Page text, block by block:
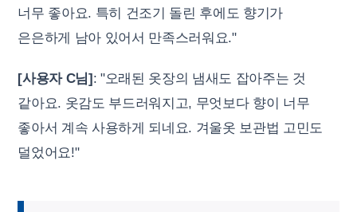
너무 좋아요. 특히 건조기 돌린 후에도 향기가
은은하게 남아 있어서 만족스러워요."
[사용자 C님] : "오래된 옷장의 냄새도 잡아주는 것
같아요. 옷감도 부드러워지고, 무엇보다 향이 너무
좋아서 계속 사용하게 되네요. 겨울옷 보관법 고민도
덜었어요!"